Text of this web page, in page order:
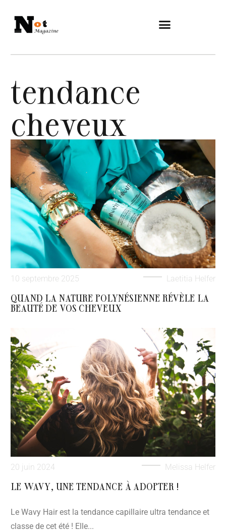
tendance
cheveux
10 septembre 2025 Laetitia Helfer
QUAND LA NATURE POLYNÉSIENNE RÉVÈLE LA
BEAUTÉ DE VOS CHEVEUX
20 juin 2024 Melissa Helfer
LE WAVY, UNE TENDANCE À ADOPTER !
Le Wavy Hair est la tendance capillaire ultra tendance et
classe de cet été ! Elle...